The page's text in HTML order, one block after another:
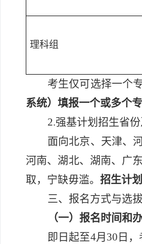
理科组
考生仅可选择一个
系统） 填报一个或多个
2.强基计划招生省份
面向北京、天津、
河南、湖北、湖南、广
取，宁缺毋滥。 招生计
三、报名方式与选
（一）报名时间和
即日起至4月 30 日 ，